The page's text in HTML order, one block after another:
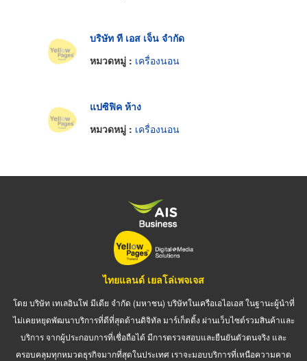
บริษัท ที เอส เจ็น จำกัด
หมวดหมู่ : เครื่องนอน
แปซิฟิค ห้าง
หมวดหมู่ : เครื่องนอน
ไทยแลนด์ เยลโล่เพจเจส
โดย บริษัท เทเลอินโฟ มีเดีย จำกัด (มหาชน) บริษัทในเครือเอไอเอส ในฐานะผู้นำที่
ไม่เคยหยุดพัฒนาบริการที่ดีที่สุดด้านดิจิทัล มาร์เก็ตติ้ง ผ่านเว็บไซต์รวมสินค้าและ
บริการ จากผู้ประกอบการที่เชื่อถือได้ มีการตรวจสอบและยืนยันตัวตนจริง และ
ครอบคลุมทุกหมวดธุรกิจมากที่สุดในประเทศ เราจะมอบบริการที่เหนือความคาด